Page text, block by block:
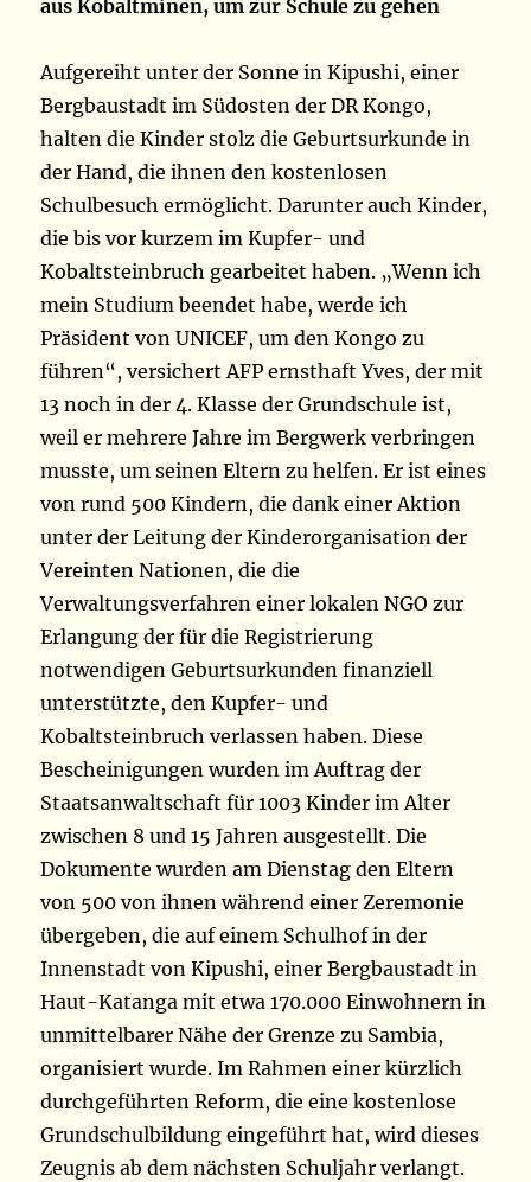
aus Kobaltminen, um zur Schule zu gehen
Aufgereiht unter der Sonne in Kipushi, einer
Bergbaustadt im Südosten der DR Kongo,
halten die Kinder stolz die Geburtsurkunde in
der Hand, die ihnen den kostenlosen
Schulbesuch ermöglicht. Darunter auch Kinder,
die bis vor kurzem im Kupfer- und
Kobaltsteinbruch gearbeitet haben. „Wenn ich
mein Studium beendet habe, werde ich
Präsident von UNICEF, um den Kongo zu
führen“, versichert AFP ernsthaft Yves, der mit
13 noch in der 4. Klasse der Grundschule ist,
weil er mehrere Jahre im Bergwerk verbringen
musste, um seinen Eltern zu helfen. Er ist eines
von rund 500 Kindern, die dank einer Aktion
unter der Leitung der Kinderorganisation der
Vereinten Nationen, die die
Verwaltungsverfahren einer lokalen NGO zur
Erlangung der für die Registrierung
notwendigen Geburtsurkunden finanziell
unterstützte, den Kupfer- und
Kobaltsteinbruch verlassen haben. Diese
Bescheinigungen wurden im Auftrag der
Staatsanwaltschaft für 1003 Kinder im Alter
zwischen 8 und 15 Jahren ausgestellt. Die
Dokumente wurden am Dienstag den Eltern
von 500 von ihnen während einer Zeremonie
übergeben, die auf einem Schulhof in der
Innenstadt von Kipushi, einer Bergbaustadt in
Haut-Katanga mit etwa 170.000 Einwohnern in
unmittelbarer Nähe der Grenze zu Sambia,
organisiert wurde. Im Rahmen einer kürzlich
durchgeführten Reform, die eine kostenlose
Grundschulbildung eingeführt hat, wird dieses
Zeugnis ab dem nächsten Schuljahr verlangt.